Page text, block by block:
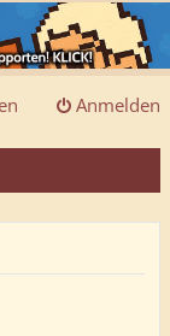
Anmelden